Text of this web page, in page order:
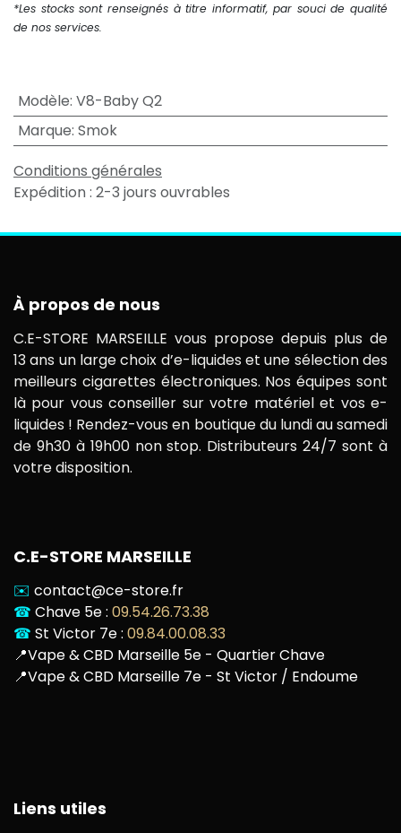
*Les stocks sont renseignés à titre informatif, par souci de qualité
de nos services.
Modèle: V8-Baby Q2
Marque: Smok
Conditions générales
Expédition : 2-3 jours ouvrables
À propos de nous
C.E-STORE MARSEILLE vous propose depuis plus de
13 ans un large choix d’e-liquides et une sélection des
meilleurs cigarettes électroniques. Nos équipes sont
là pour vous conseiller sur votre matériel et vos e-
liquides ! Rendez-vous en boutique du lundi au samedi
de 9h30 à 19h00 non stop. Distributeurs 24/7 sont à
votre disposition.
C.E-STORE MARSEILLE
✉️ contact@ce-store.fr
☎ Chave 5e : 09.54.26.73.38
☎ St Victor 7e : 09.84.00.08.33
📍Vape & CBD Marseille 5e - Quartier Chave
📍Vape & CBD Marseille 7e - St Victor / Endoume
Liens utiles